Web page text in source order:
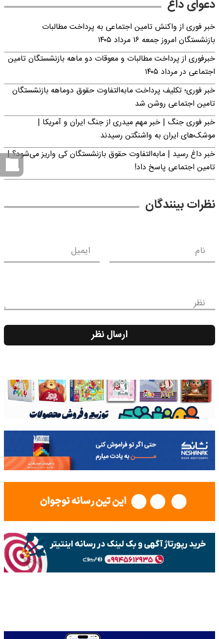
دعوای داغ
خبر فوری از واکنش تامین اجتماعی به پرداخت مطالبات
بازنشستگان امروز جمعه ۱۶ مرداد ۱۴۰۵
خبرفوری از پرداخت مطالبات و معوقات دو ماهه بازنشستگان تامین
اجتماعی در مرداد ۱۴۰۵
خبر فوری؛ تکلیف پرداخت مابه‌التفاوت حقوق دوماهه بازنشستگان
تامین اجتماعی روشن شد
خبر فوری جنگ | خبر مهم میدری از جنگ ایران و آمریکا |
موشک‌های ایران به واشنگتن رسیدند
خبر داغ رسید | مابه‌التفاوت حقوق بازنشستگان کی واریز می‌شود؟ |
تامین اجتماعی پاسخ داد!
نظرات بینندگان
نام ایمیل
نظر
ارسال نظر